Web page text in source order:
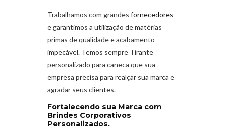
Trabalhamos com grandes fornecedores
e garantimos a utilização de matérias
primas de qualidade e acabamento
impecável. Temos sempre Tirante
personalizado para caneca que sua
empresa precisa para realçar sua marca e
agradar seus clientes.
Fortalecendo sua Marca com
Brindes Corporativos
Personalizados.